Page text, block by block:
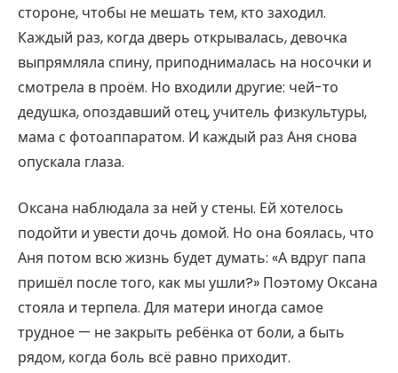
стороне, чтобы не мешать тем, кто заходил.
Каждый раз, когда дверь открывалась, девочка
выпрямляла спину, приподнималась на носочки и
смотрела в проём. Но входили другие: чей-то
дедушка, опоздавший отец, учитель физкультуры,
мама с фотоаппаратом. И каждый раз Аня снова
опускала глаза.
Оксана наблюдала за ней у стены. Ей хотелось
подойти и увести дочь домой. Но она боялась, что
Аня потом всю жизнь будет думать: «А вдруг папа
пришёл после того, как мы ушли?» Поэтому Оксана
стояла и терпела. Для матери иногда самое
трудное — не закрыть ребёнка от боли, а быть
рядом, когда боль всё равно приходит.